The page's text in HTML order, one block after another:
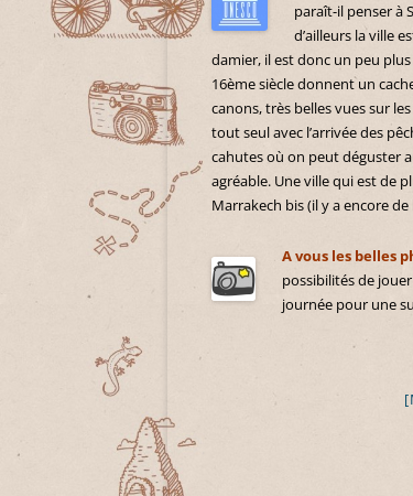
paraît-il penser à
d’ailleurs la ville
damier, il est donc un peu
16ème siècle donnent un
canons, très belles vues sur
tout seul avec l’arrivée des
cahutes où on peut déguster
agréable. Une ville qui est de
Marrakech bis (il y a encore de
A vous les belles
possibilités de
journée pour une